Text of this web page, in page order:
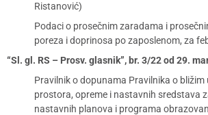
Ristanović)
Podaci o prosečnim zaradama i
poreza i doprinosa po zaposlenom, za
“Sl. gl. RS – Prosv. glasnik”, br. 3/22 od 29.
Pravilnik o dopunama Pravilnika o bližim
prostora, opreme i nastavnih sredstava
nastavnih planova i programa